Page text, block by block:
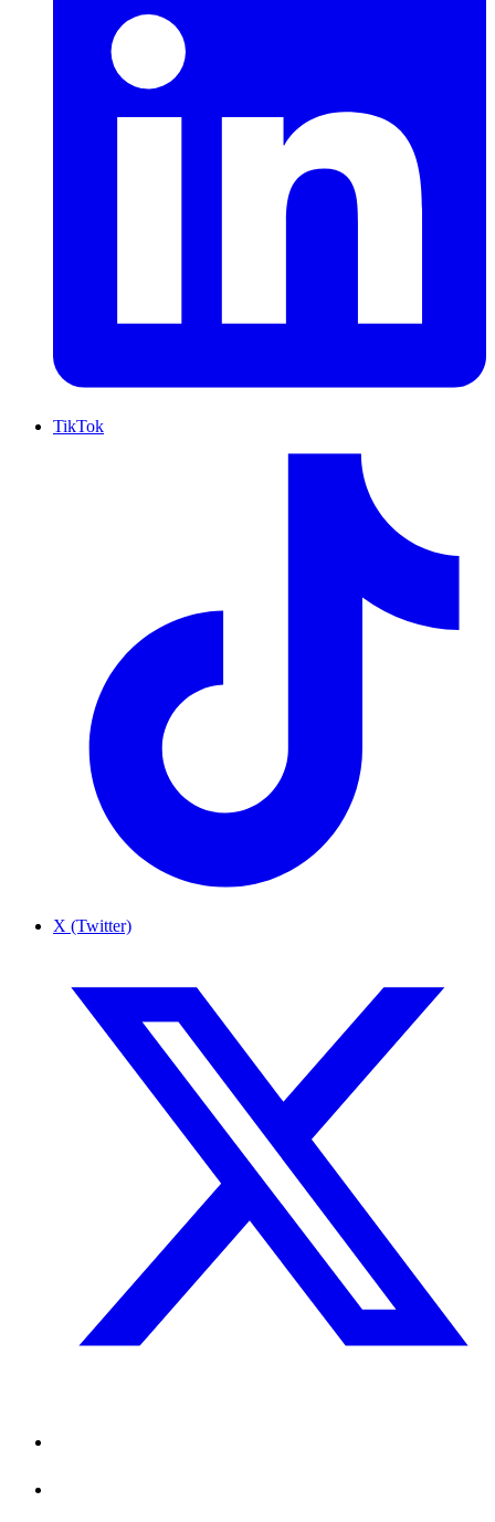
TikTok
X (Twitter)